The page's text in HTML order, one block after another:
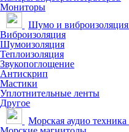
Мониторы
Шумо и виброизоляция
Виброизоляция
Шумоизоляция
Теплоизоляция
Звукопоглощение
Антискрип
Мастики
Уплотнительные ленты
Другое
Морская аудио техника